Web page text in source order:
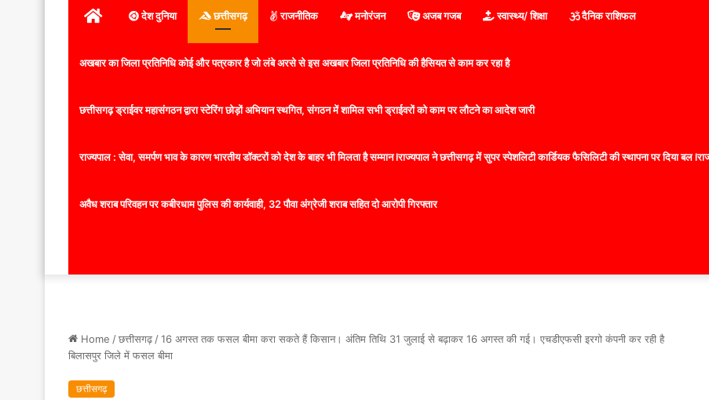
होम देश दुनिया छत्तीसगढ़ राजनीतिक मनोरंजन अजब गजब स्वास्थ्य/ शिक्षा दैनिक राशिफल
अखबार का जिला प्रतिनिधि कोई और पत्रकार है जो लंबे अरसे से इस अखबार जिला प्रतिनिधि की हैसियत से काम कर रहा है
छत्तीसगढ़ ड्राईवर महासंगठन द्वारा स्टेरिंग छोड़ों अभियान स्थगित, संगठन में शामिल सभी ड्राईवरों को काम पर लौटने का आदेश जारी
राज्यपाल : सेवा, समर्पण भाव के कारण भारतीय डॉक्टरों को देश के बाहर भी मिलता है सम्मान lराज्यपाल ने छत्तीसगढ़ में सुपर स्पेशलिटी कार्डियक फैसिलिटी की स्थापना पर दिया बल
अवैध शराब परिवहन पर कबीरधाम पुलिस की कार्यवाही, 32 पौवा अंग्रेजी शराब सहित दो आरोपी गिरफ्तार
Home /छत्तीसगढ़ /16 अगस्त तक फसल बीमा करा सकते हैं किसान। अंतिम तिथि 31 जुलाई से बढ़ाकर 16 अगस्त की गई। एचडीएफसी इरगो कंपनी कर रही है
बिलासपुर जिले में फसल बीमा
छत्तीसगढ़